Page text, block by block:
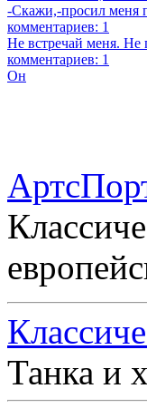
-Скажи,-просил меня
комментариев: 1
Не встречай меня. Не
комментариев: 1
Он
Танка и